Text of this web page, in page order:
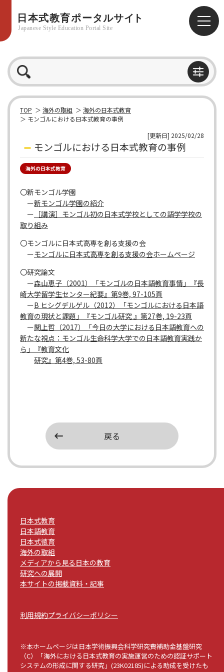
TOP 海外の取組
海外の日本式教育
モンゴルにおける日本式教育の事例
[更新日] 2025/02/28
モンゴルにおける日本式教育の事例
海外の日本式教育
〇新モンゴル学園
ー新モンゴル学園の紹介
ー ［講演］モンゴル初の日本式学校としての語学学校の
取り組み
〇モンゴルに日本式高専を創る支援の会
ーモンゴルに日本式高専を創る支援の会ホームページ
〇研究論文
ー森山恵子（2001）「モンゴルの日本語教育事情」『長
崎大学留学生センター紀要』第9巻, 97-105頁
ーB ヒシグデルゲル（2012）「モンゴルにおける日本語
教育の現状と課題」『モンゴル研究 』第27巻, 19-23頁
ー関上哲（2017）「今日の大学における日本語教育への
新たな視点：モンゴル生命科学大学での日本語教育実践か
ら」『教育文化
研究』第4巻, 53-80頁
戻る
日本式教育
日本語教育
日本式徳育
海外の取組
メディアから見る日本の教育
研究への展開
本サイトの掲載資料・記事
利用規約プライバシーポリシー
※本ホームページは日本学術振興会科学研究費補助金基盤研究
（C）「海外における日本式教育の実施運営のための認証サポート
システムの形成に関する研究」(23K02185)による助成を受けたも